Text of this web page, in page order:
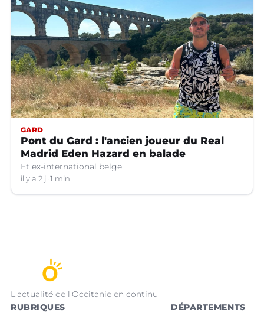
GARD
Pont du Gard : l'ancien joueur du Real
Madrid Eden Hazard en balade
Et ex-international belge.
il y a 2 j 1 min
L'actualité de l'Occitanie en continu
RUBRIQUES
DÉPARTEMENTS